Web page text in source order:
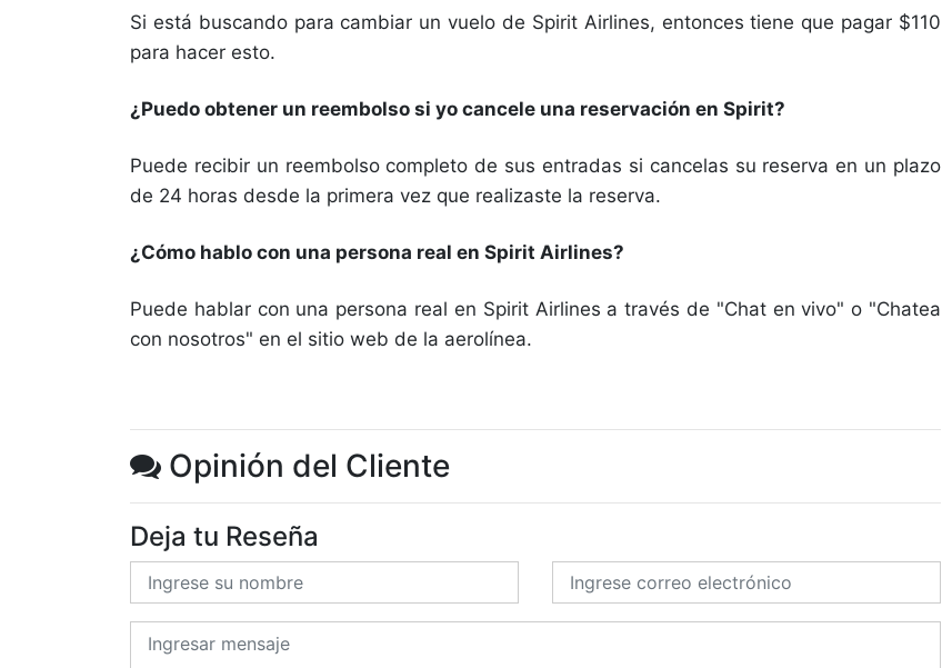
Si está buscando para cambiar un vuelo de Spirit Airlines, entonces tiene que pagar $110
para hacer esto.
¿Puedo obtener un reembolso si yo cancele una reservación en Spirit?
Puede recibir un reembolso completo de sus entradas si cancelas su reserva en un plazo
de 24 horas desde la primera vez que realizaste la reserva.
¿Cómo hablo con una persona real en Spirit Airlines?
Puede hablar con una persona real en Spirit Airlines a través de "Chat en vivo" o "Chatea
con nosotros" en el sitio web de la aerolínea.
Opinión del Cliente
Deja tu Reseña